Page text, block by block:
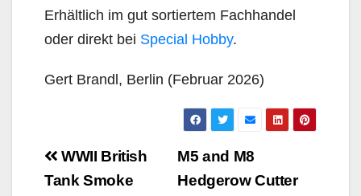
Erhältlich im gut sortiertem Fachhandel
oder direkt bei Special Hobby.
Gert Brandl, Berlin (Februar 2026)
Beitragsnavigation
M5 and M8
Hedgerow Cutter
WWII British
Tank Smoke